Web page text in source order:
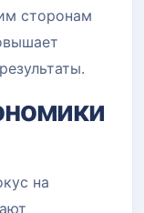
сторонам
на